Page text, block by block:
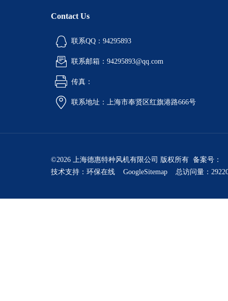
Contact Us
联系QQ：94295893
联系邮箱：94295893@qq.com
传真：
联系地址：上海市奉贤区红旗港路666号
©2026 上海德惠特种风机有限公司 版权所有 备案号：
技术支持： 环保在线 GoogleSitemap 总访问量：